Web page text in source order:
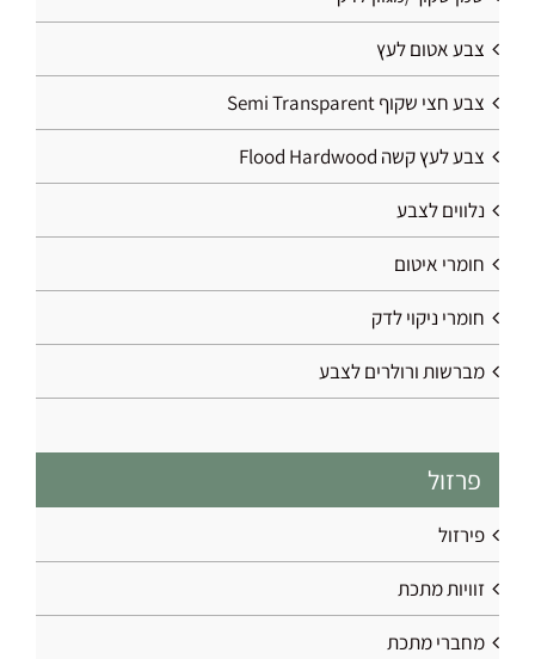
צבע אטום לעץ
צבע חצי שקוף Semi Transparent
צבע לעץ קשה Flood Hardwood
נלווים לצבע
חומרי איטום
חומרי ניקוי לדק
מברשות ורולרים לצבע
פרזול
פירזול
זוויות מתכת
מחברי מתכת